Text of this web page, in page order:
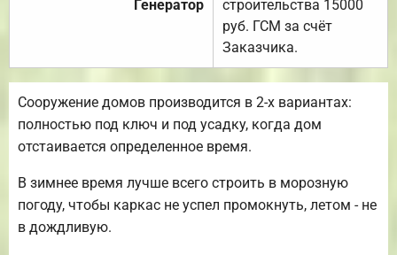
Генератор
строительства 15000
руб. ГСМ за счёт
Заказчика.
Сооружение домов производится в 2-х вариантах:
полностью под ключ и под усадку, когда дом
отстаивается определенное время.
В зимнее время лучше всего строить в морозную
погоду, чтобы каркас не успел промокнуть, летом - не
в дождливую.